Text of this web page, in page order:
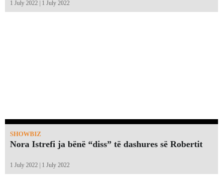
1 July 2022 | 1 July 2022
SHOWBIZ
Nora Istrefi ja bënë “diss” të dashures së Robertit
1 July 2022 | 1 July 2022